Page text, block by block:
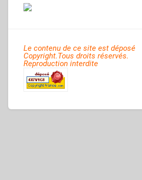
Le contenu de ce site est déposé
Copyright.Tous droits réservés.
Reproduction interdite